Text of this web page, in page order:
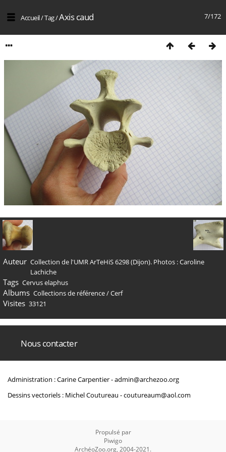
7/172
Accueil/Tag/Axis caud
Auteur Collection de l'UMR ArTeHiS 6298 (Dijon). Photos : Caroline
Lachiche
Tags Cervus elaphus
Albums Collections de référence/Cerf
Visites 33121
Nous contacter
Administration : Carine Carpentier -admin@archezoo.org
Dessins vectoriels : Michel Coutureau -coutureaum@aol.com
Propulsé par
Piwigo
ArchéoZoo.org, 2004-2021.